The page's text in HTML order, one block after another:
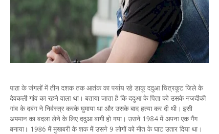
पाठा के जंगलों में तीन दशक तक आतंक का पर्याय रहे डाकू ददुआ चित्रकूट जिले के
देवकली गांव का रहने वाला था। बताया जाता है कि ददुआ के पिता को उसके नजदीकी
गांव के दबंग ने निर्वस्त्र करके घुमाया था और उसके बाद हत्या कर दी थी। इसी
अपमान का बदला लेने के लिए ददुआ बागी हो गया। उसने 1984 में अपना एक गैंग
बनाया। 1986 में मुखबरी के शक में उसने 9 लोगों को मौत के घाट उतार दिया था।